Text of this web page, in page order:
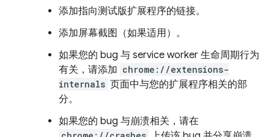
添加指向测试版扩展程序的链接。
添加屏幕截图（如果适用）。
如果您的 bug 与 service worker 生命周期行为
有关，请添加 chrome://extensions-
internals 页面中与您的扩展程序相关的部
分。
如果您的 bug 与崩溃相关，请在